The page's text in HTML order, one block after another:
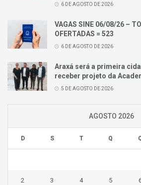
6 DE AGOSTO DE 2026
VAGAS SINE 06/08/26 –
OFERTADAS = 523
6 DE AGOSTO DE 2026
Araxá será a primeira
receber projeto da
5 DE AGOSTO DE 2026
AGOSTO 2026
D S T Q
2 3 4 5